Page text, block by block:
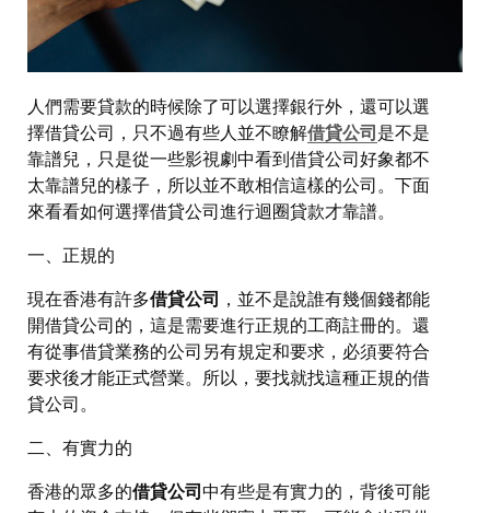
人們需要貸款的時候除了可以選擇銀行外，還可以選
擇借貸公司，只不過有些人並不瞭解借貸公司 是不是
靠譜兒，只是從一些影視劇中看到借貸公司好象都不
太靠譜兒的樣子，所以並不敢相信這樣的公司。下面
來看看如何選擇借貸公司進行迴圈貸款才靠譜。
一、正規的
現在香港有許多借貸公司 ，並不是說誰有幾個錢都能
開借貸公司的，這是需要進行正規的工商註冊的。還
有從事借貸業務的公司另有規定和要求，必須要符合
要求後才能正式營業。所以，要找就找這種正規的借
貸公司。
二、有實力的
香港的眾多的借貸公司中有些是有實力的，背後可能